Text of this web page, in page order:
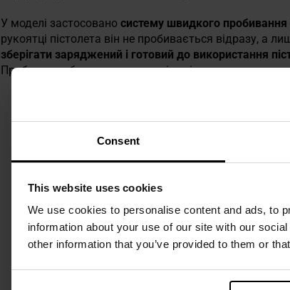
Consent
This website uses cookies
We use cookies to personalise content and ads, to
information about your use of our site with our
other information that you’ve provided to them or
У моделі застосовано систему швидкого
рукоятці пістолета він не пробивається відразу, а
зберігати заряджений і готовий до використання
Пробивання балончика сигналізує індикатор,